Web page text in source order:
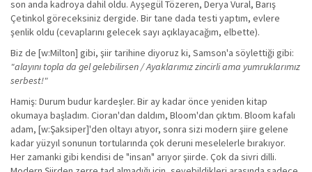
son anda kadroya dahil oldu. Ayşegül Tözeren, Derya Vural, Barış
Çetinkol göreceksiniz dergide. Bir tane dada testi yaptım, evlere
şenlik oldu (cevaplarını gelecek sayı açıklayacağım, elbette).
Biz de [w:Milton] gibi, şiir tarihine diyoruz ki, Samson'a söylettiği gibi:
"alayını topla da gel gelebilirsen / Ayaklarımız zincirli ama yumruklarımız
serbest!"
Hamiş: Durum budur kardeşler. Bir ay kadar önce yeniden kitap
okumaya başladım. Cioran'dan daldım, Bloom'dan çıktım. Bloom kafalı
adam, [w:Şaksiper]'den oltayı atıyor, sonra sizi modern şiire gelene
kadar yüzyıl sonunun tortularında çok deruni meselelerle bırakıyor.
Her zamanki gibi kendisi de "insan" arıyor şiirde. Çok da sivri dilli.